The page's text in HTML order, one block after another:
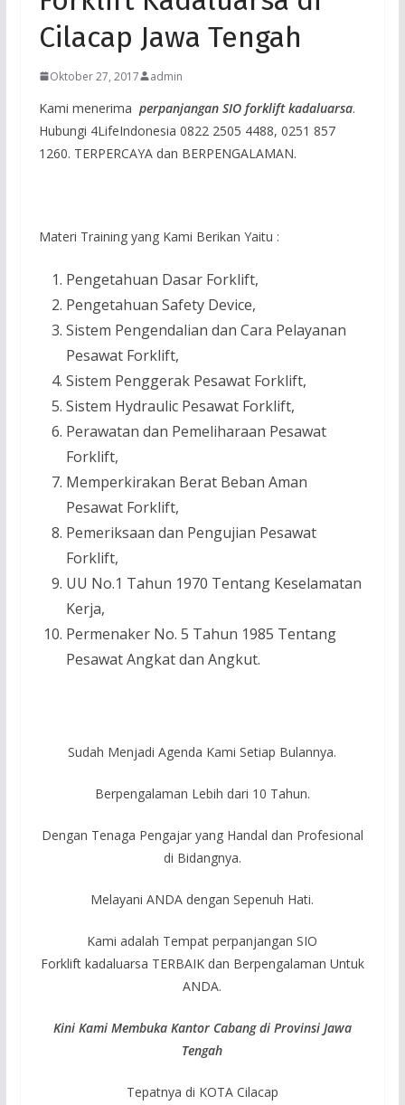
Cilacap Jawa Tengah
Oktober 27, 2017 admin
Kami menerima perpanjangan SIO forklift kadaluarsa.
Hubungi 4LifeIndonesia 0822 2505 4488, 0251 857
1260. TERPERCAYA dan BERPENGALAMAN.
Materi Training yang Kami Berikan Yaitu :
Pengetahuan Dasar Forklift,
Pengetahuan Safety Device,
Sistem Pengendalian dan Cara Pelayanan
Pesawat Forklift,
Sistem Penggerak Pesawat Forklift,
Sistem Hydraulic Pesawat Forklift,
Perawatan dan Pemeliharaan Pesawat
Forklift,
Memperkirakan Berat Beban Aman
Pesawat Forklift,
Pemeriksaan dan Pengujian Pesawat
Forklift,
UU No.1 Tahun 1970 Tentang Keselamatan
Kerja,
Permenaker No. 5 Tahun 1985 Tentang
Pesawat Angkat dan Angkut.
Sudah Menjadi Agenda Kami Setiap Bulannya.
Berpengalaman Lebih dari 10 Tahun.
Dengan Tenaga Pengajar yang Handal dan Profesional
di Bidangnya.
Melayani ANDA dengan Sepenuh Hati.
Kami adalah Tempat perpanjangan SIO
Forklift kadaluarsa TERBAIK dan Berpengalaman Untuk
ANDA.
Kini Kami Membuka Kantor Cabang di Provinsi Jawa
Tengah
Tepatnya di KOTA Cilacap